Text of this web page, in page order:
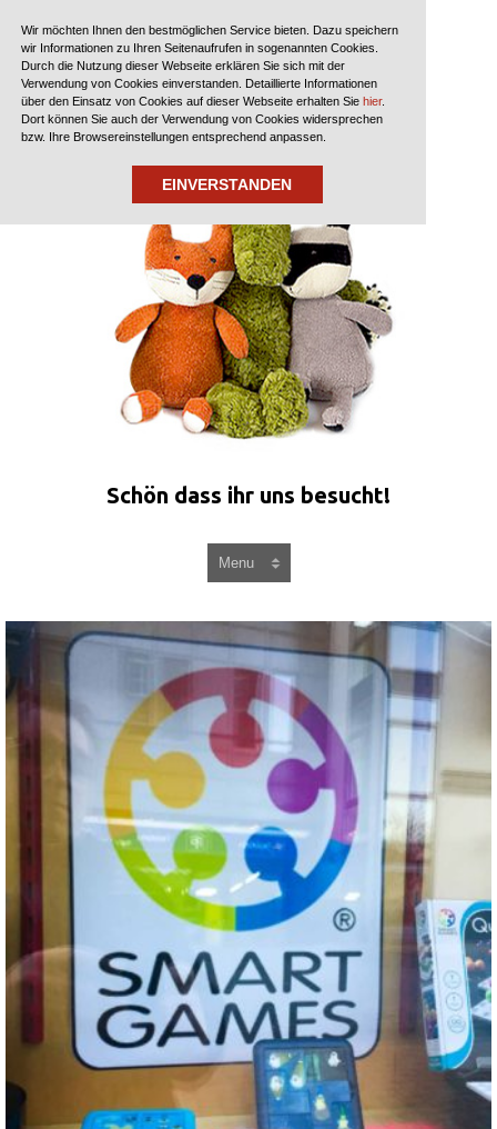
Wir möchten Ihnen den bestmöglichen Service bieten. Dazu speichern
wir Informationen zu Ihren Seitenaufrufen in sogenannten Cookies.
Durch die Nutzung dieser Webseite erklären Sie sich mit der
Verwendung von Cookies einverstanden. Detaillierte Informationen
über den Einsatz von Cookies auf dieser Webseite erhalten Siehier.
Dort können Sie auch der Verwendung von Cookies widersprechen
bzw. Ihre Browsereinstellungen entsprechend anpassen.
EINVERSTANDEN
Schön dass ihr uns besucht!